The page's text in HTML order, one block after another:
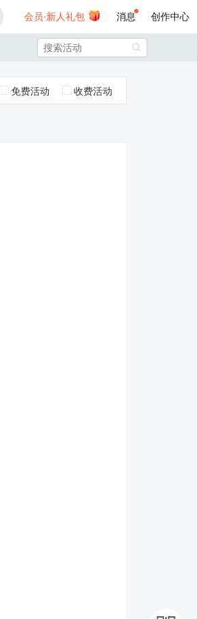
会员·新人礼包 消息 创作中心

免费活动 收费活动